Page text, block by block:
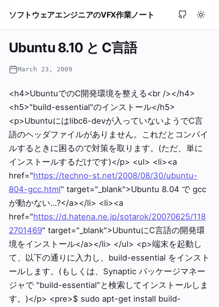
ソフトウェアエンジニアのVFX作業ノート
Ubuntu 8.10 と C言語
March 23, 2009
<h4>UbuntuでのC開発環境を整える<br /></h4>
<h5>"build-essential"のインストール</h5>
<p>Ubuntuにはlibc6-devが入っていないようでC言
語のヘッダファイルがありません。これだとコンパイ
ルするときに困るので対策を取ります。(ただ、単に
インストールするだけです)</p> <ul> <li><a
href="https://techno-st.net/2008/08/30/ubuntu-
804-gcc.html" target="_blank">Ubuntu 8.04 で gcc
が動かない…?</a></li> <li><a
href="https://d.hatena.ne.jp/sotarok/20070625/118
2701469" target="_blank">UbuntuにC言語の開発環
境をインストール</a></li> </ul> <p>端末を起動し
て、以下の通りに入力し、build-essential をインスト
ールします。(もしくは、Synaptic パッケージマネー
ジャで "build-essential"と検索してインストールしま
す。)</p> <pre>$ sudo apt-get install build-